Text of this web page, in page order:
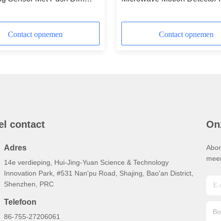
Contact opnemen Contact opnemen
contact
Adres
14e verdieping, Hui-Jing-Yuan Science & Technology
Innovation Park, #531 Nan'pu Road, Shajing, Bao'an District,
Shenzhen, PRC
Telefoon
86-755-27206061